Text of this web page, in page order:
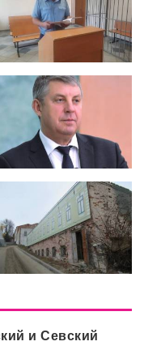
и Севский